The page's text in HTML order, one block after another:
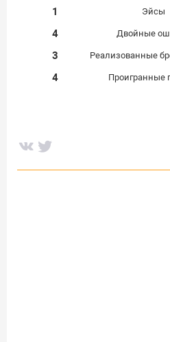
1 Эйсы
4
Двойные
3
Реализованные
4
Проигранные